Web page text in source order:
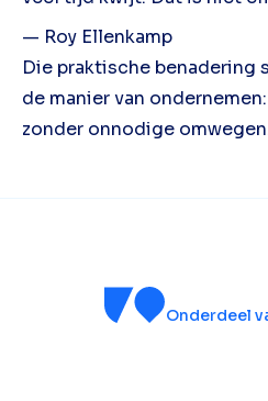
— Roy Ellenkamp
Die praktische benadering
de manier van
zonder onnodige
Onderdeel